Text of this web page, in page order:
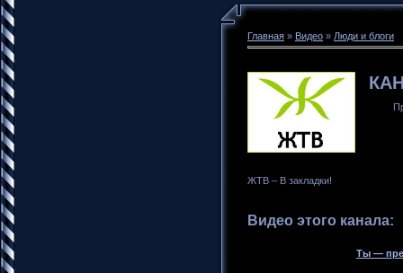
Главная » Видео » Люди и блоги
ЖТВ – В закладки!
Видео этого канала:
Ты —